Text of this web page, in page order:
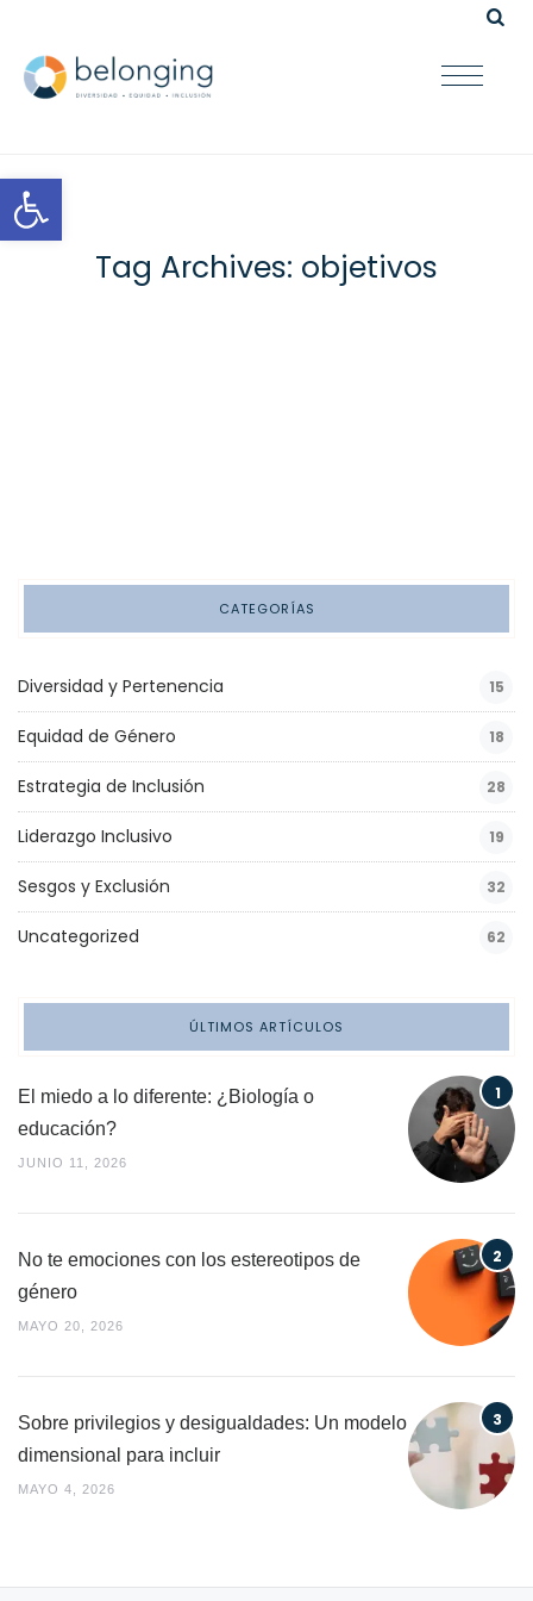
Open toolbar
Tag Archives: objetivos
CATEGORÍAS
Diversidad y Pertenencia 15
Equidad de Género 18
Estrategia de Inclusión 28
Liderazgo Inclusivo 19
Sesgos y Exclusión 32
Uncategorized 62
ÚLTIMOS ARTÍCULOS
El miedo a lo diferente: ¿Biología o
educación?
JUNIO 11, 2026
No te emociones con los estereotipos de
género
MAYO 20, 2026
Sobre privilegios y desigualdades: Un modelo
dimensional para incluir
MAYO 4, 2026